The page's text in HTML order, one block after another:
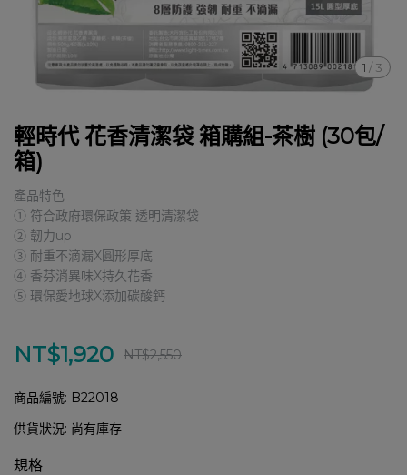
1 / 3
輕時代 花香清潔袋 箱購組-茶樹 (30包/
箱)
產品特色
① 符合政府環保政策 透明清潔袋
② 韌力up
③ 耐重不滴漏X圓形厚底
④ 香芬消異味X持久花香
⑤ 環保愛地球X添加碳酸鈣
NT$1,920 NT$2,550
商品編號: B22018
供貨狀況: 尚有庫存
規格